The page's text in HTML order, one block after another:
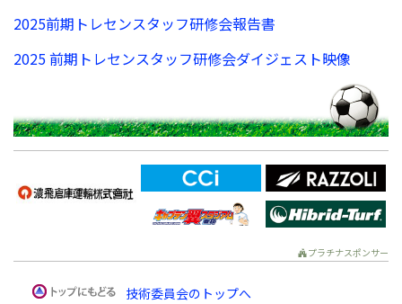
2025前期トレセンスタッフ研修会報告書
2025 前期トレセンスタッフ研修会ダイジェスト映像
プラチナスポンサー
技術委員会のトップへ